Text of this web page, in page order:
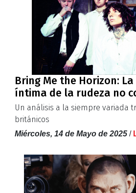
Bring Me the Horizon:
íntima de la rudeza no
Un análisis a la siempre variada
británicos
Miércoles, 14 de Mayo de 2025 /